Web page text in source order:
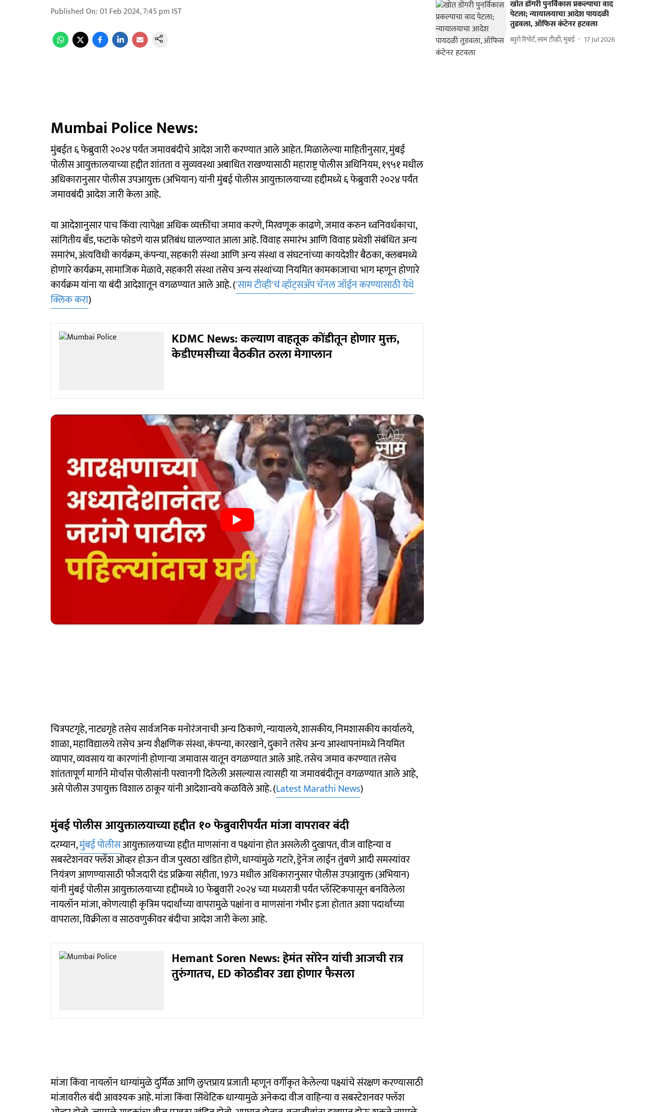
Published On:01 Feb 2024, 7:45 pm IST
Mumbai Police News:
मुंबईत ६ फेब्रुवारी २०२४ पर्यंत जमावबंदीचे आदेश जारी करण्यात आले आहेत. मिळालेल्या माहितीनुसार, मुंबई
पोलीस आयुक्तालयाच्या हद्दीत शांतता व सुव्यवस्था अबाधित राखण्यासाठी महाराष्ट्र पोलीस अधिनियम, १९५१ मधील
अधिकारानुसार पोलीस उपआयुक्त (अभियान) यांनी मुंबई पोलीस आयुक्तालयाच्या हद्दीमध्ये ६ फेब्रुवारी २०२४ पर्यंत
जमावबंदी आदेश जारी केला आहे.
या आदेशानुसार पाच किंवा त्यापेक्षा अधिक व्यक्तींचा जमाव करणे, मिरवणूक काढणे, जमाव करुन ध्वनिवर्धकाचा,
सांगितीय बँड, फटाके फोडणे यास प्रतिबंध घालण्यात आला आहे. विवाह समारंभ आणि विवाह प्रथेशी संबंधित अन्य
समारंभ, अंत्यविधी कार्यक्रम, कंपन्या, सहकारी संस्था आणि अन्य संस्था व संघटनांच्या कायदेशीर बैठका, क्लबमध्ये
होणारे कार्यक्रम, सामाजिक मेळावे, सहकारी संस्था तसेच अन्य संस्थांच्या नियमित कामकाजाचा भाग म्हणून होणारे
कार्यक्रम यांना या बंदी आदेशातून वगळण्यात आले आहे. ('साम टीव्ही'चं व्हॉट्सअ‍ॅप चॅनल जॉईन करण्यासाठी येथे
क्लिक करा)
KDMC News: कल्याण वाहतूक कोंडीतून होणार मुक्त,
केडीएमसीच्या बैठकीत ठरला मेगाप्लान
चित्रपटगृहे, नाट्यगृहे तसेच सार्वजनिक मनोरंजनाची अन्य ठिकाणे, न्यायालये, शासकीय, निमशासकीय कार्यालये,
शाळा, महाविद्यालये तसेच अन्य शैक्षणिक संस्था, कंपन्या, कारखाने, दुकाने तसेच अन्य आस्थापनांमध्ये नियमित
व्यापार, व्यवसाय या कारणांनी होणाऱ्या जमावास यातून वगळण्यात आले आहे. तसेच जमाव करण्यात तसेच
शांततापूर्ण मार्गाने मोर्चास पोलीसांनी परवानगी दिलेली असल्यास त्यासही या जमावबंदीतून वगळण्यात आले आहे,
असे पोलीस उपायुक्त विशाल ठाकूर यांनी आदेशान्वये कळविले आहे. (Latest Marathi News)
मुंबई पोलीस आयुक्तालयाच्या हद्दीत १० फेब्रुवारीपर्यंत मांजा वापरावर बंदी
दरम्यान,मुंबई पोलीसआयुक्तालयाच्या हद्दीत माणसांना व पक्ष्यांना होत असलेली दुखापत, वीज वाहिन्या व
सबस्टेशनवर फ्लॅश ओव्हर होऊन वीज पुरवठा खंडित होणे, धाग्यांमुळे गटारे, ड्रेनेज लाईन तुंबणे आदी समस्यांवर
नियंत्रण आणण्यासाठी फौजदारी दंड प्रक्रिया संहीता, 1973 मधील अधिकारानुसार पोलीस उपआयुक्त (अभियान)
यांनी मुंबई पोलीस आयुक्तालयाच्या हद्दीमध्ये 10 फेब्रुवारी २०२४ च्या मध्यरात्री पर्यंत प्लॅस्ट‍िकपासून बनविलेला
नायलॉन मांजा, कोणत्याही कृत्रिम पदार्थांच्या वापरामुळे पक्षांना व माणसांना गंभीर इजा होतात अशा पदार्थांच्या
वापराला, विक्रीला व साठवणुकीवर बंदीचा आदेश जारी केला आहे.
Hemant Soren News: हेमंत सोरेन यांची आजची रात्र
तुरुंगातच, ED कोठडीवर उद्या होणार फैसला
मांजा किंवा नायलॉन धाग्यांमुळे दुर्मिळ आणि लुप्तप्राय प्रजाती म्हणून वर्गीकृत केलेल्या पक्ष्यांचे संरक्षण करण्यासाठी
मांजावरील बंदी आवश्यक आहे. मांजा किंवा सिंथेटिक धाग्यामुळे अनेकदा वीज वाहिन्या व सबस्टेशनवर फ्लॅश
खोत डोंगरी पुनर्विकास प्रकल्पाचा वाद
पेटला; न्यायालयाचा आदेश पायदळी
तुडवला, ऑफिस कंटेनर हटवला
ब्युरो रिपोर्ट, साम टीव्ही, मुंबई 17 Jul 2026